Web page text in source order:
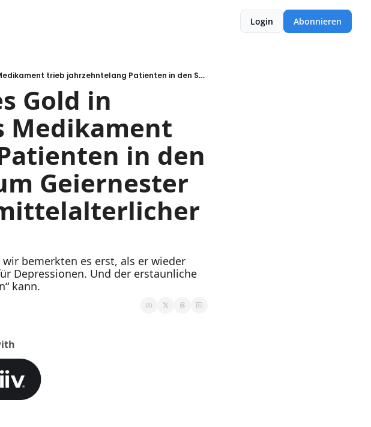
Login Abonnieren
Forscher finden echtes Gold in Fichtennadeln. Dieses Medikament trieb jahrzehntelang Patienten in den Selbstmord. Und warum Geiernester in Südspanien voller mittelalterlicher Artefakte stecken.
Gold in
Medikament
in den
Geiernester
bemerkten es erst, als er wieder
Depressionen. Und der erstaunliche
kann.